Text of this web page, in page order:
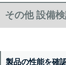
その他 設備
製品の性能を確